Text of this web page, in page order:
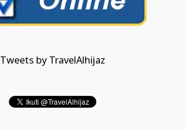
Tweets by TravelAlhijaz